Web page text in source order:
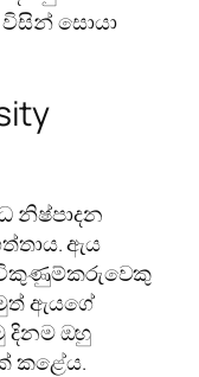
විසින් සොයා
නිෂ්පාදන
ඇය
විකුණුම්කරුවෙකු
ඇයගේ
දිනම ඔහු
කළේය.